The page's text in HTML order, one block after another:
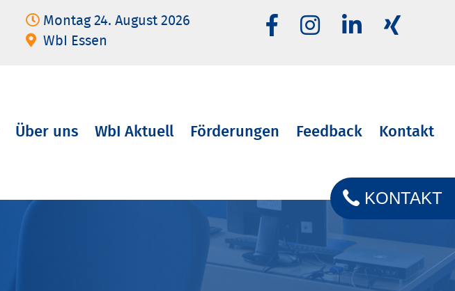
Montag 24. August 2026
WbI Essen
Über uns WbI Aktuell Förderungen Feedback Kontakt
KONTAKT